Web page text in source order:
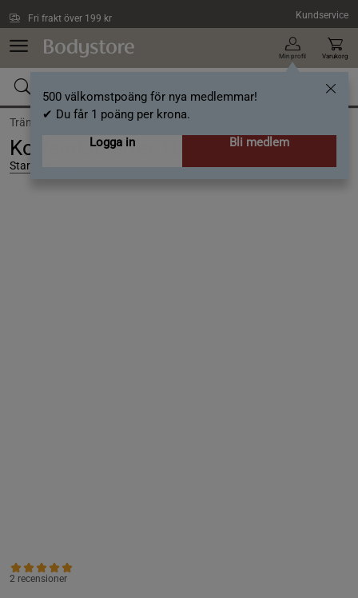
Fri frakt över 199 kr Kundservice
Min profil
500 välkomstpoäng för nya medlemmar!
✔ Du får 1 poäng per krona.
Logga in
Bli medlem
Varukorg
Träning / Sportnutrition
Koffeintabletter 100 mg 90 Kapslar
Star Nutrition
2 recensioner